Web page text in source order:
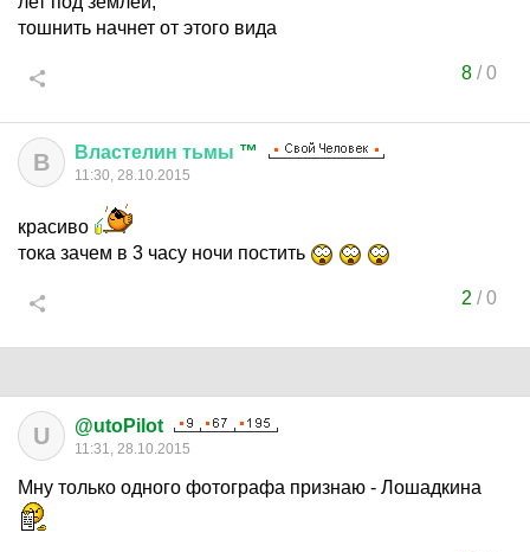
тошнить начнет от этого вида
8/0
В Властелин тьмы ™
11:30, 28.10.2015
красиво
тока зачем в 3 часу ночи постить
2 /0
U @utoPilot
11:31, 28.10.2015
Мну только одного фотографа признаю - Лошадкина